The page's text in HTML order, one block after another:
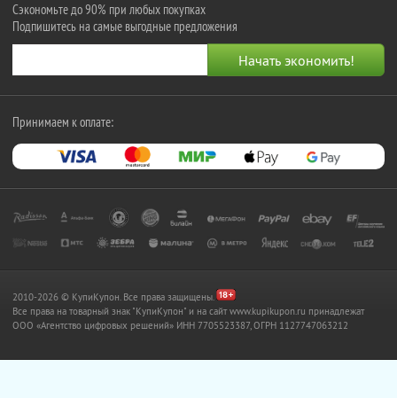
Сэкономьте до 90% при любых покупках
Подпишитесь на самые выгодные предложения
Принимаем к оплате:
2010-2026 © КупиКупон. Все права защищены.
Все права на товарный знак "КупиКупон" и на сайт www.kupikupon.ru принадлежат
OOO «Агентство цифровых решений» ИНН 7705523387, ОГРН 1127747063212